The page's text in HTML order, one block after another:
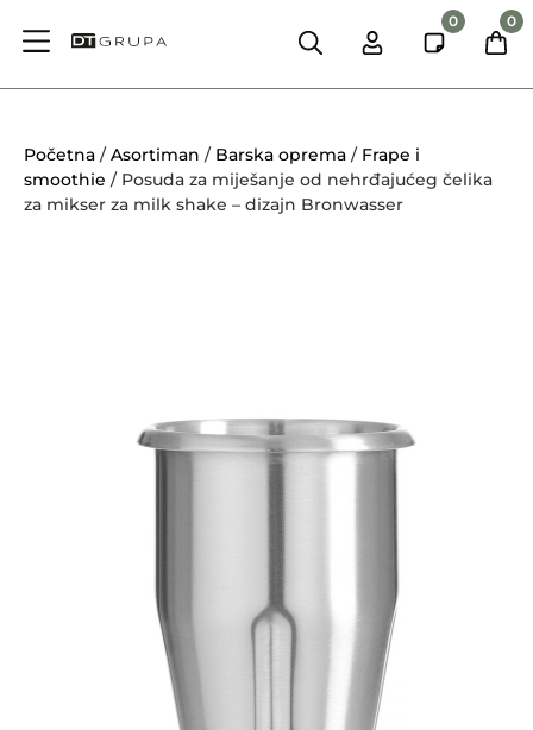
0 0
Početna /Asortiman / Barska oprema / Frape i
smoothie / Posuda za miješanje od nehrđajućeg čelika
za mikser za milk shake – dizajn Bronwasser